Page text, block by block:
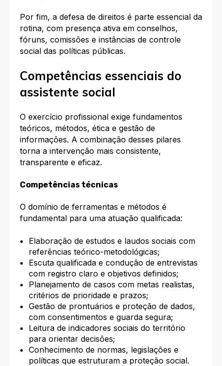
Por fim, a defesa de direitos é parte essencial da
rotina, com presença ativa em conselhos,
fóruns, comissões e instâncias de controle
social das políticas públicas.
Competências essenciais do
assistente social
O exercício profissional exige fundamentos
teóricos, métodos, ética e gestão de
informações. A combinação desses pilares
torna a intervenção mais consistente,
transparente e eficaz.
Competências técnicas
O domínio de ferramentas e métodos é
fundamental para uma atuação qualificada:
Elaboração de estudos e laudos sociais com
referências teórico-metodológicas;
Escuta qualificada e condução de entrevistas
com registro claro e objetivos definidos;
Planejamento de casos com metas realistas,
critérios de prioridade e prazos;
Gestão de prontuários e proteção de dados,
com consentimentos e guarda segura;
Leitura de indicadores sociais do território
para orientar decisões;
Conhecimento de normas, legislações e
políticas que estruturam a proteção social.